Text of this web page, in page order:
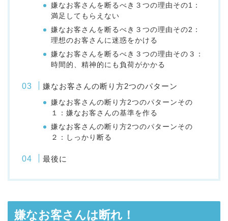
嫌なお客さんを断るべき３つの理由その1：
満足してもらえない
嫌なお客さんを断るべき３つの理由その2：
理想のお客さんに迷惑をかける
嫌なお客さんを断るべき３つの理由その３：
時間的、精神的にも負荷がかかる
嫌なお客さんの断り方2つのパターン
嫌なお客さんの断り方2つのパターンその
１：嫌なお客さんの基準を作る
嫌なお客さんの断り方2つのパターンその
２：しっかり断る
最後に
嫌なお客さんは断れ！